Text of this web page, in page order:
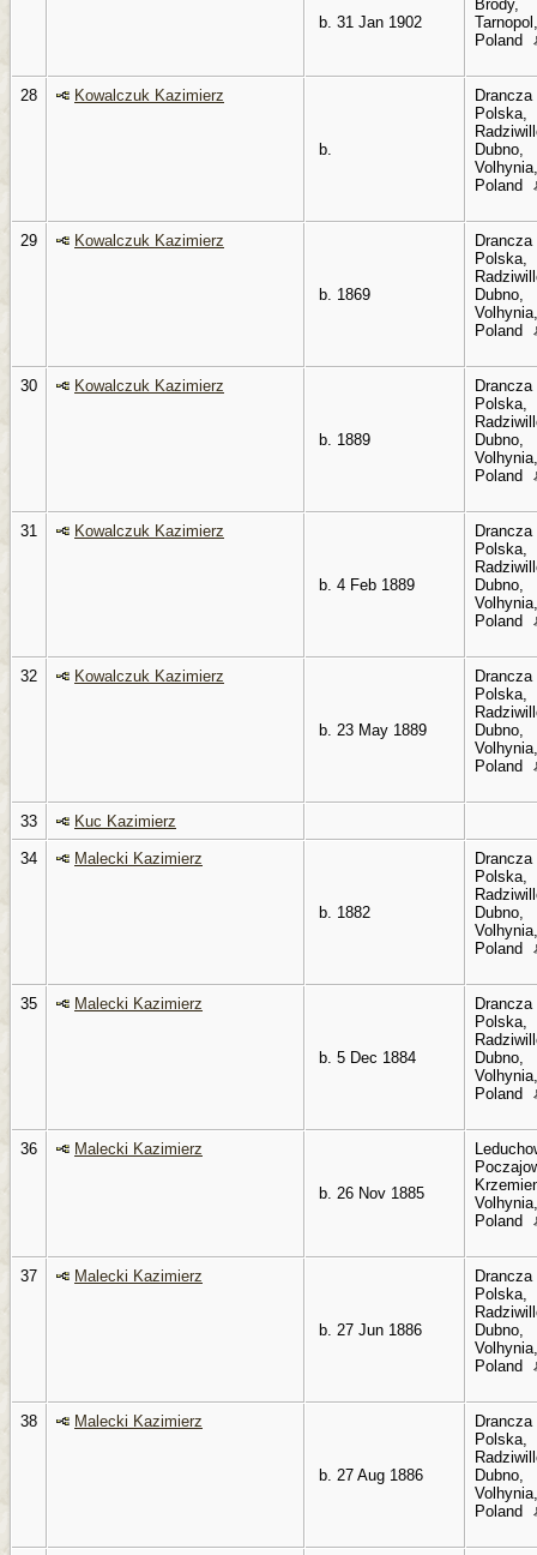
b. 31 Jan 1902
Brody,
Tarnopol,
Poland
28 Kowalczuk Kazimierz
b.
Drancza
Polska,
Dubno,
Volhynia,
Poland
29 Kowalczuk Kazimierz
b. 1869
Drancza
Polska,
Dubno,
Volhynia,
Poland
30 Kowalczuk Kazimierz
b. 1889
Drancza
Polska,
Dubno,
Volhynia,
Poland
31 Kowalczuk Kazimierz
b. 4 Feb 1889
Drancza
Polska,
Dubno,
Volhynia,
Poland
32 Kowalczuk Kazimierz
b. 23 May 1889
Drancza
Polska,
Dubno,
Volhynia,
Poland
33 Kuc Kazimierz
34 Malecki Kazimierz
b. 1882
Drancza
Polska,
Dubno,
Volhynia,
Poland
35 Malecki Kazimierz
b. 5 Dec 1884
Drancza
Polska,
Dubno,
Volhynia,
Poland
36 Malecki Kazimierz
b. 26 Nov 1885
Volhynia,
Poland
37 Malecki Kazimierz
b. 27 Jun 1886
Drancza
Polska,
Dubno,
Volhynia,
Poland
38 Malecki Kazimierz
b. 27 Aug 1886
Drancza
Polska,
Dubno,
Volhynia,
Poland